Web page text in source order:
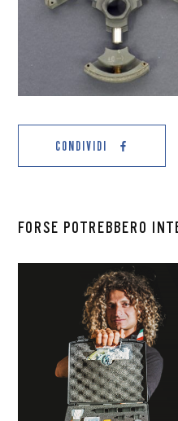
CONDIVIDI
FORSE POTREBBERO